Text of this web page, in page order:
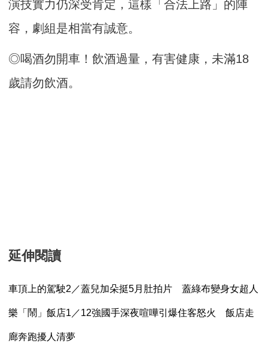
演技實力仍深受肯定，這樣「合法上路」的陣
容，劇組是相當有誠意。
◎喝酒勿開車！飲酒過量，有害健康，未滿18
歲請勿飲酒。
延伸閱讀
車頂上的駕駛2／蓋兒加朵挺5月肚拍片 蓋綠布變身女超人
樂「鬧」飯店1／12強國手深夜喧嘩引爆住客怒火 飯店走
廊奔跑擾人清夢